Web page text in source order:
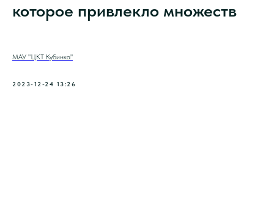
которое привлекло множеств
МАУ "ЦКТ Кубинка"
2023-12-24 13:26